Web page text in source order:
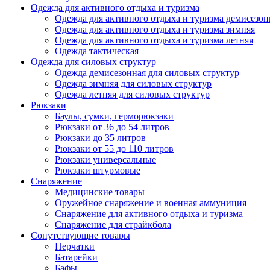
Одежда для активного отдыха и туризма
Одежда для активного отдыха и туризма
Одежда для активного отдыха и туризма зимняя
Одежда для активного отдыха и туризма летняя
Одежда тактическая
Одежда для силовых структур
Одежда демисезонная для силовых структур
Одежда зимняя для силовых структур
Одежда летняя для силовых структур
Рюкзаки
Баулы, сумки, герморюкзаки
Рюкзаки от 36 до 54 литров
Рюкзаки до 35 литров
Рюкзаки от 55 до 110 литров
Рюкзаки универсальные
Рюкзаки штурмовые
Снаряжение
Медицинские товары
Оружейное снаряжение и военная аммуниция
Снаряжение для активного отдыха и туризма
Снаряжение для страйкбола
Сопутствующие товары
Перчатки
Батарейки
Бафы